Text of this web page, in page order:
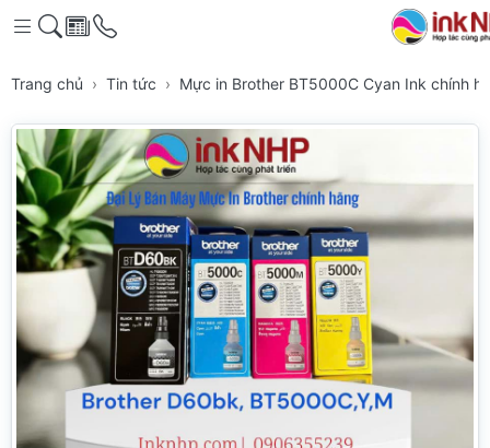
Trang chủ Tin tức Mực in Brother BT5000C Cyan Ink chính